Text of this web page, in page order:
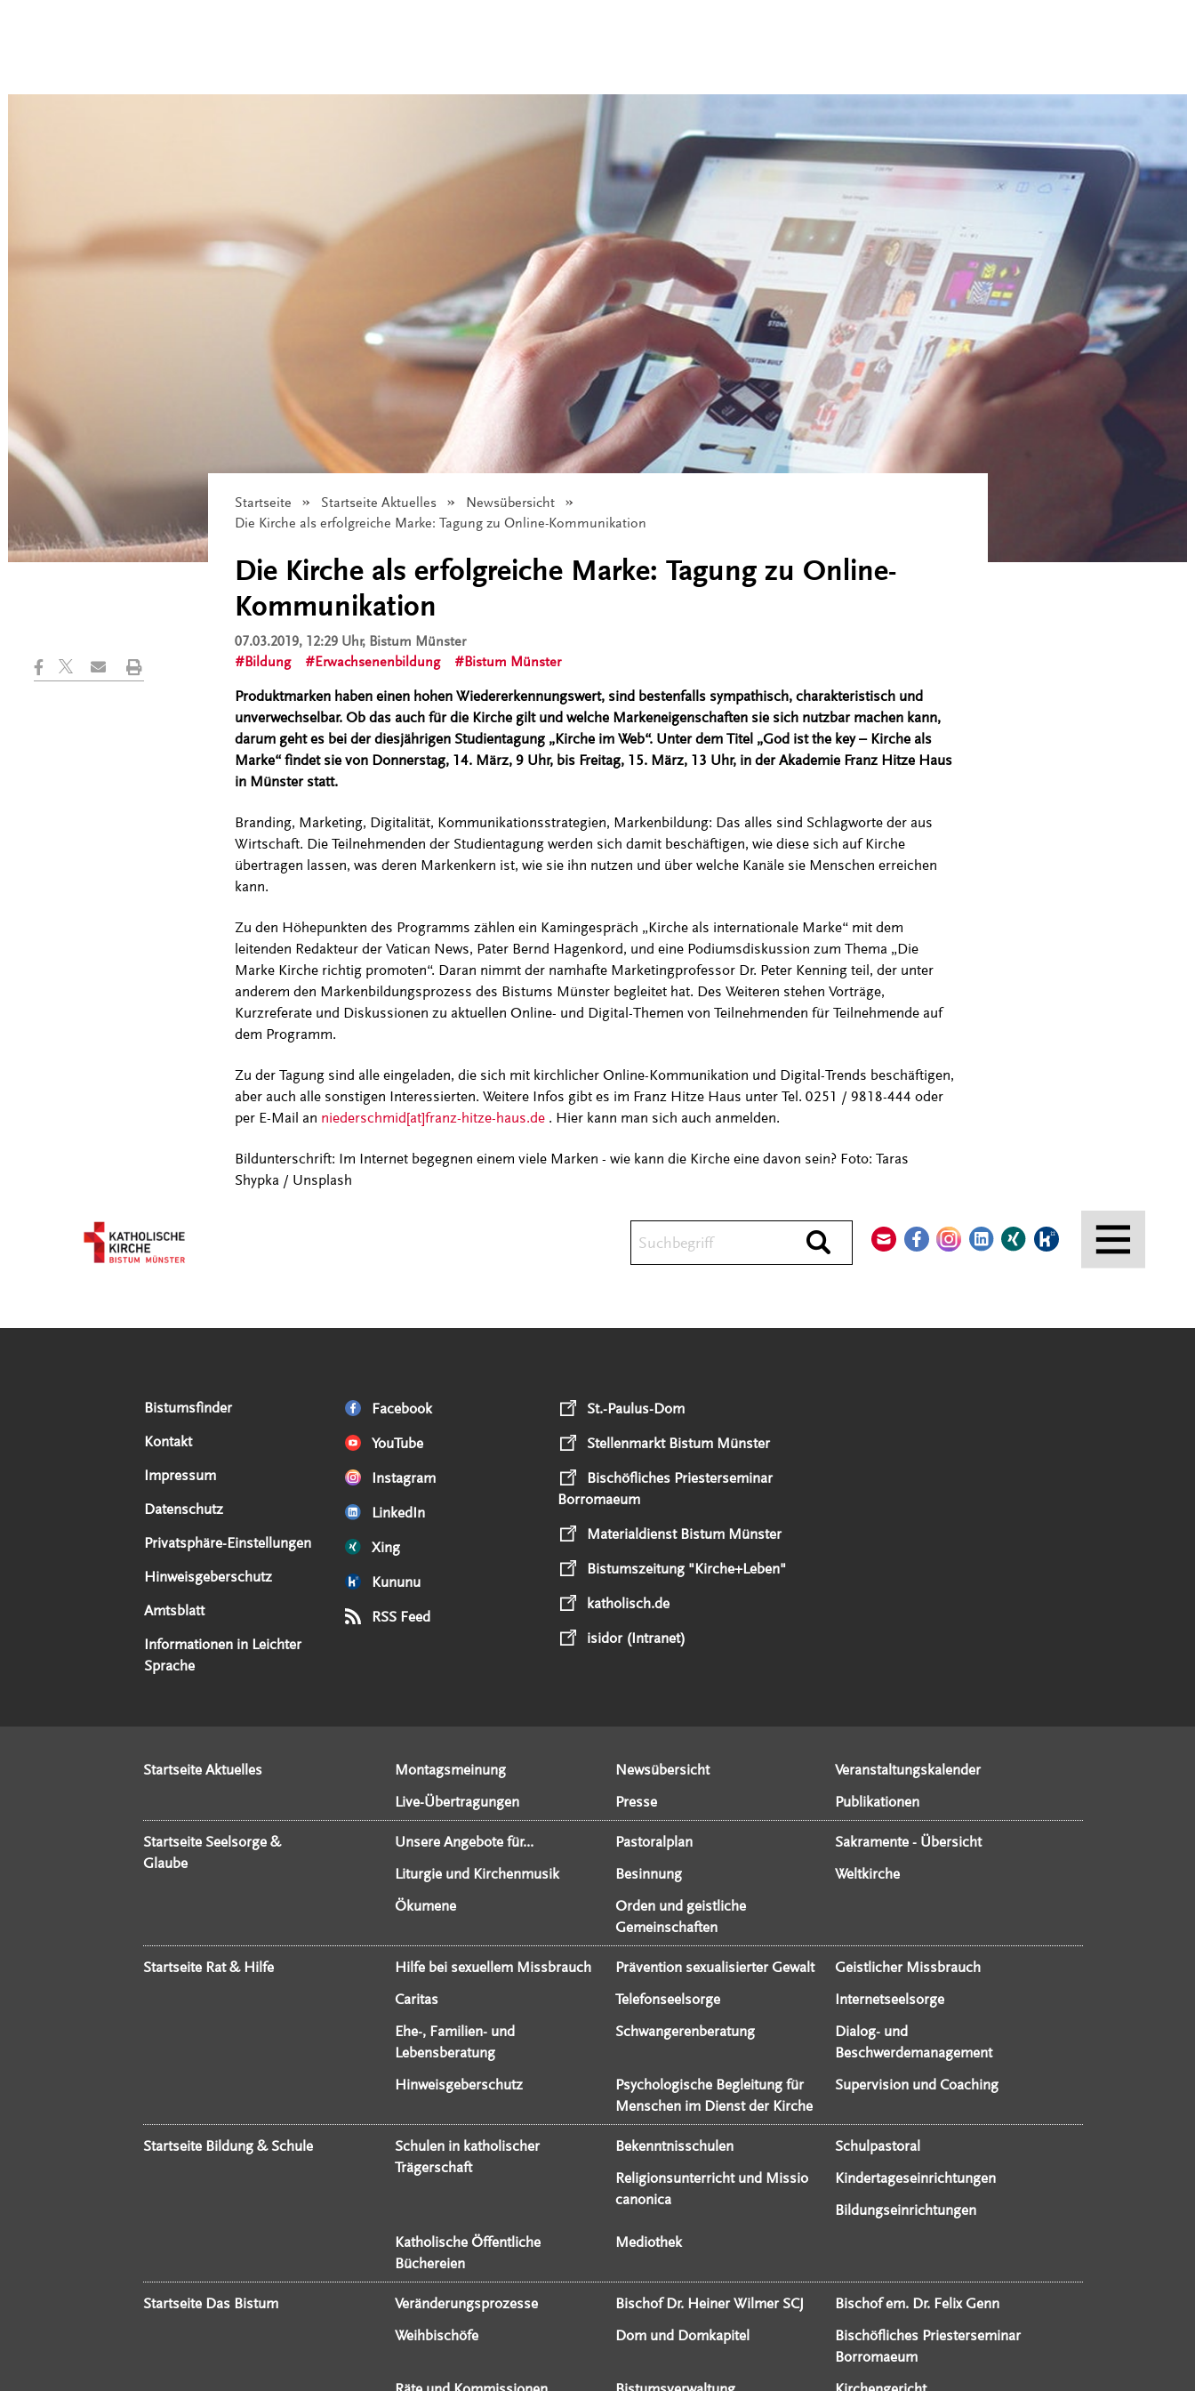
Durchsuchen
Startseite Startseite Aktuelles
Newsübersicht
Angezeigt:
Die Kirche als erfolgreiche Marke: Tagung zu Online-Kommunikation
Die Kirche als erfolgreiche Marke: Tagung zu Online-
Kommunikation
07.03.2019, 12:29 Uhr, Bistum Münster
Bildung
Erwachsenenbildung Bistum Münster
Produktmarken haben einen hohen Wiedererkennungswert, sind bestenfalls sympathisch, charakteristisch und
unverwechselbar. Ob das auch für die Kirche gilt und welche Markeneigenschaften sie sich nutzbar machen kann,
darum geht es bei der diesjährigen Studientagung „Kirche im Web“. Unter dem Titel „God ist the key – Kirche als
Marke“ findet sie von Donnerstag, 14. März, 9 Uhr, bis Freitag, 15. März, 13 Uhr, in der Akademie Franz Hitze Haus
in Münster statt.
Branding, Marketing, Digitalität, Kommunikationsstrategien, Markenbildung: Das alles sind Schlagworte der aus
Wirtschaft. Die Teilnehmenden der Studientagung werden sich damit beschäftigen, wie diese sich auf Kirche
übertragen lassen, was deren Markenkern ist, wie sie ihn nutzen und über welche Kanäle sie Menschen erreichen
kann.
Zu den Höhepunkten des Programms zählen ein Kamingespräch „Kirche als internationale Marke“ mit dem
leitenden Redakteur der Vatican News, Pater Bernd Hagenkord, und eine Podiumsdiskussion zum Thema „Die
Marke Kirche richtig promoten“. Daran nimmt der namhafte Marketingprofessor Dr. Peter Kenning teil, der unter
anderem den Markenbildungsprozess des Bistums Münster begleitet hat. Des Weiteren stehen Vorträge,
Kurzreferate und Diskussionen zu aktuellen Online- und Digital-Themen von Teilnehmenden für Teilnehmende auf
dem Programm.
Zu der Tagung sind alle eingeladen, die sich mit kirchlicher Online-Kommunikation und Digital-Trends beschäftigen,
aber auch alle sonstigen Interessierten. Weitere Infos gibt es im Franz Hitze Haus unter Tel. 0251 / 9818-444 oder
per E-Mail an niederschmid[at]franz-hitze-haus.de. Hier kann man sich auch anmelden.
Bildunterschrift: Im Internet begegnen einem viele Marken - wie kann die Kirche eine davon sein? Foto: Taras
Shypka / Unsplash
Serviceangebote
Bistumsfinder
Kontakt
Impressum
Datenschutz
Privatsphäre-Einstellungen
Hinweisgeberschutz
Amtsblatt
Informationen in Leichter
Sprache
Social Media Angebote Facebook
YouTube
Instagram
LinkedIn
Xing
Kununu
RSS Feed
Externe Links St.-Paulus-Dom
Stellenmarkt Bistum Münster
Bischöfliches Priesterseminar
Borromaeum
Materialdienst Bistum Münster
Bistumszeitung "Kirche+Leben"
katholisch.de
isidor (Intranet)
Startseite Aktuelles Montagsmeinung Newsübersicht
Veranstaltungskalender
Live-Übertragungen
Presse Publikationen
Startseite Seelsorge &
Glaube
Unsere Angebote für... Pastoralplan
Sakramente - Übersicht
Liturgie und Kirchenmusik
Besinnung
Weltkirche
Ökumene
Orden und geistliche
Gemeinschaften
Startseite Rat & Hilfe Hilfe bei sexuellem Missbrauch Prävention sexualisierter Gewalt
Geistlicher Missbrauch
Caritas
Telefonseelsorge
Internetseelsorge
Ehe-, Familien- und
Lebensberatung
Schwangerenberatung
Dialog- und
Beschwerdemanagement
Hinweisgeberschutz
Psychologische Begleitung für
Menschen im Dienst der Kirche
Supervision und Coaching
Startseite Bildung & Schule
Schulen in katholischer
Trägerschaft
Bekenntnisschulen
Schulpastoral
Religionsunterricht und Missio
canonica
Kindertageseinrichtungen
Bildungseinrichtungen
Katholische Öffentliche
Büchereien
Mediothek
Startseite Das Bistum Veränderungsprozesse Bischof Dr. Heiner Wilmer SCJ
Bischof em. Dr. Felix Genn
Weihbischöfe
Dom und Domkapitel
Bischöfliches Priesterseminar
Borromaeum